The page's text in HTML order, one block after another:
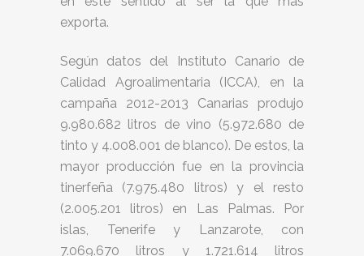
exporta.
Según datos del Instituto Canario de
Calidad Agroalimentaria (ICCA), en la
campaña 2012-2013 Canarias produjo
9.980.682 litros de vino (5.972.680 de
tinto y 4.008.001 de blanco). De estos, la
mayor producción fue en la provincia
tinerfeña (7.975.480 litros) y el resto
(2.005.201 litros) en Las Palmas. Por
islas, Tenerife y Lanzarote, con
7.069.670 litros y 1.721.614 litros